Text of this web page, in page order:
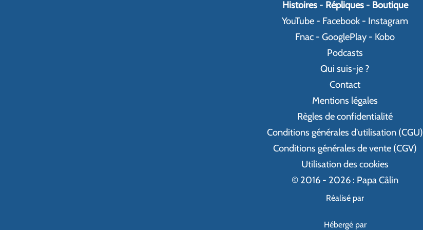
Histoires- Répliques- Boutique
YouTube - Facebook - Instagram
Fnac - GooglePlay - Kobo
Podcasts
Qui suis-je ?
Contact
Mentions légales
Règles de confidentialité
Conditions générales d'utilisation (CGU)
Conditions générales de vente (CGV)
Utilisation des cookies
© 2016 - 2026 : Papa Câlin
Réalisé par
Hébergé par